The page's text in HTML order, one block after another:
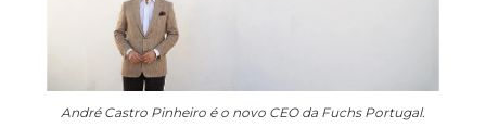
André Castro Pinheiro é o novo CEO da Fuchs Portugal.